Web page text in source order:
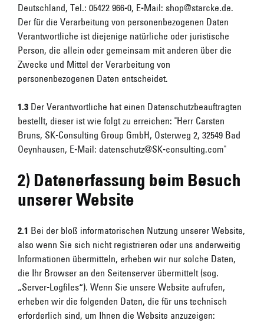
Deutschland, Tel.: 05422 966-0, E-Mail: shop@starcke.de.
Der für die Verarbeitung von personenbezogenen Daten
Verantwortliche ist diejenige natürliche oder juristische
Person, die allein oder gemeinsam mit anderen über die
Zwecke und Mittel der Verarbeitung von
personenbezogenen Daten entscheidet.
1.3 Der Verantwortliche hat einen Datenschutzbeauftragten
bestellt, dieser ist wie folgt zu erreichen: "Herr Carsten
Bruns, SK-Consulting Group GmbH, Osterweg 2, 32549 Bad
Oeynhausen, E-Mail: datenschutz@SK-consulting.com"
2) Datenerfassung beim Besuch
unserer Website
2.1 Bei der bloß informatorischen Nutzung unserer Website,
also wenn Sie sich nicht registrieren oder uns anderweitig
Informationen übermitteln, erheben wir nur solche Daten,
die Ihr Browser an den Seitenserver übermittelt (sog.
„Server-Logfiles“). Wenn Sie unsere Website aufrufen,
erheben wir die folgenden Daten, die für uns technisch
erforderlich sind, um Ihnen die Website anzuzeigen: